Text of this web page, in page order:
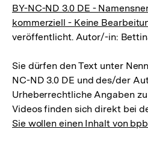
BY-NC-ND 3.0 DE -
kommerziell - Keine
veröffentlicht. Autor/-in:
Sie dürfen den Text unter
NC-ND 3.0 DE und des/der
Urheberrechtliche Angaben
Videos finden sich direkt bei
Sie wollen einen Inhalt von